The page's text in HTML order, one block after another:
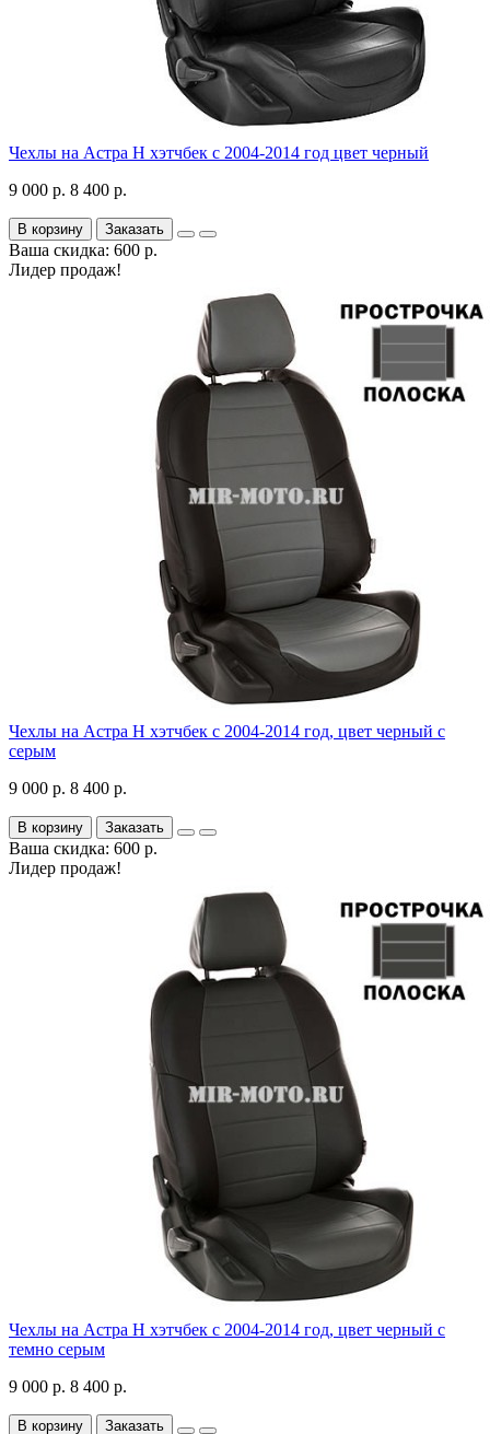
Чехлы на Астра H хэтчбек с 2004-2014 год цвет черный
9 000 р. 8 400 р.
В корзину Заказать
Ваша скидка: 600 р.
Лидер продаж!
Чехлы на Астра H хэтчбек с 2004-2014 год, цвет черный с
серым
9 000 р. 8 400 р.
В корзину Заказать
Ваша скидка: 600 р.
Лидер продаж!
Чехлы на Астра H хэтчбек с 2004-2014 год, цвет черный с
темно серым
9 000 р. 8 400 р.
В корзину Заказать